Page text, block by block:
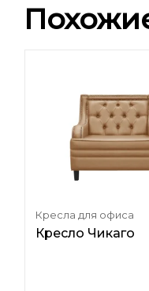
Кресла для офиса
Кресло Чикаго